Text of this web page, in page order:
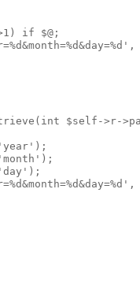
if $@;
$self->r-